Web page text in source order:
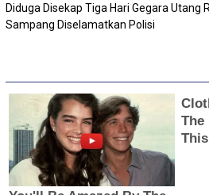
Diduga Disekap Tiga Hari Gegara Utang
Sampang Diselamatkan Polisi